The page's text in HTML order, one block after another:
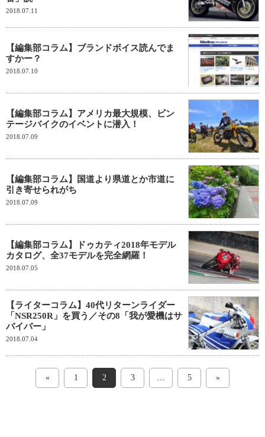
2018.07.11
【編集部コラム】ブランドボイス読んでま
すかー？
2018.07.10
【編集部コラム】アメリカ最大規模、ビン
テージバイクのイベントに潜入！
2018.07.09
【編集部コラム】国道より県道とか市道に
引き寄せられがち
2018.07.09
【編集部コラム】ドゥカティ2018年モデル
カタログ、全37モデルを完全網羅！
2018.07.05
【ライターコラム】40代リターンライダー
「NSR250R」を買う／その8「我が愛機はサ
バイバー」
2018.07.04
« 1 2 3 … 5 »